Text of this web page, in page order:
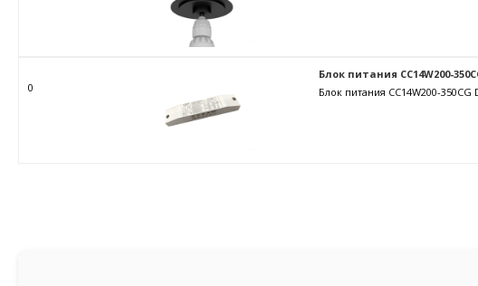
0
Блок питания CC14W200-
Блок питания CC14W200-350CG